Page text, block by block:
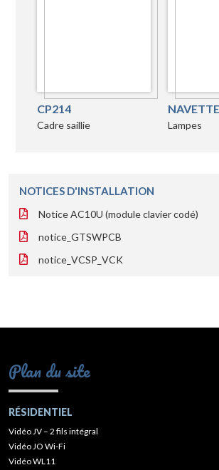
CP214
Cadre saillie Lampes
NOTICES D'INSTALLATION
Notice AC10U (module clavier codé)
notice_GTSWPCB
notice_VCSP_VCK
Plan du site
RÉSIDENTIEL
Vidéo JV – 2 fils intégral
Vidéo JO Wi-Fi
Vidéo WL11